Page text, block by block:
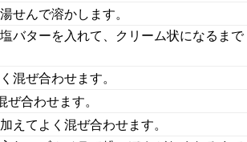
せんで溶かします。
バターを入れて、クリーム状になるまで
混ぜ合わせます。
合わせます。
えてよく混ぜ合わせます。